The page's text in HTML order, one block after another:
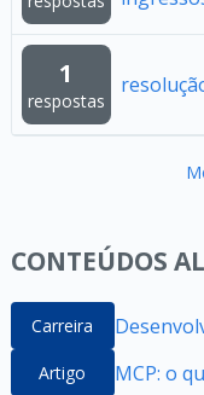
1
respostas
CONTEÚDOS
Carreira
Artigo MCP: o